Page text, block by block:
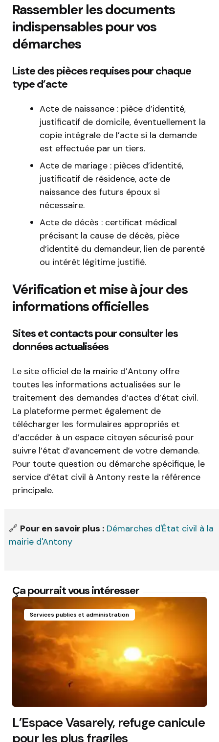
Rassembler les documents
indispensables pour vos
démarches
Liste des pièces requises pour chaque
type d’acte
Acte de naissance : pièce d’identité,
justificatif de domicile, éventuellement la
copie intégrale de l’acte si la demande
est effectuée par un tiers.
Acte de mariage : pièces d’identité,
justificatif de résidence, acte de
naissance des futurs époux si
nécessaire.
Acte de décès : certificat médical
précisant la cause de décès, pièce
d’identité du demandeur, lien de parenté
ou intérêt légitime justifié.
Vérification et mise à jour des
informations officielles
Sites et contacts pour consulter les
données actualisées
Le site officiel de la mairie d’Antony offre
toutes les informations actualisées sur le
traitement des demandes d’actes d’état civil.
La plateforme permet également de
télécharger les formulaires appropriés et
d’accéder à un espace citoyen sécurisé pour
suivre l’état d’avancement de votre demande.
Pour toute question ou démarche spécifique, le
service d’état civil à Antony reste la référence
principale.
🔗 Pour en savoir plus : Démarches d'État civil à la
mairie d'Antony
Ça pourrait vous intéresser
Services publics et administration
L’Espace Vasarely, refuge canicule
pour les plus fragiles